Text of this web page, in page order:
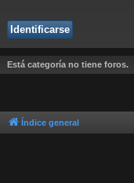
Está categoría no tiene foros.
Índice general